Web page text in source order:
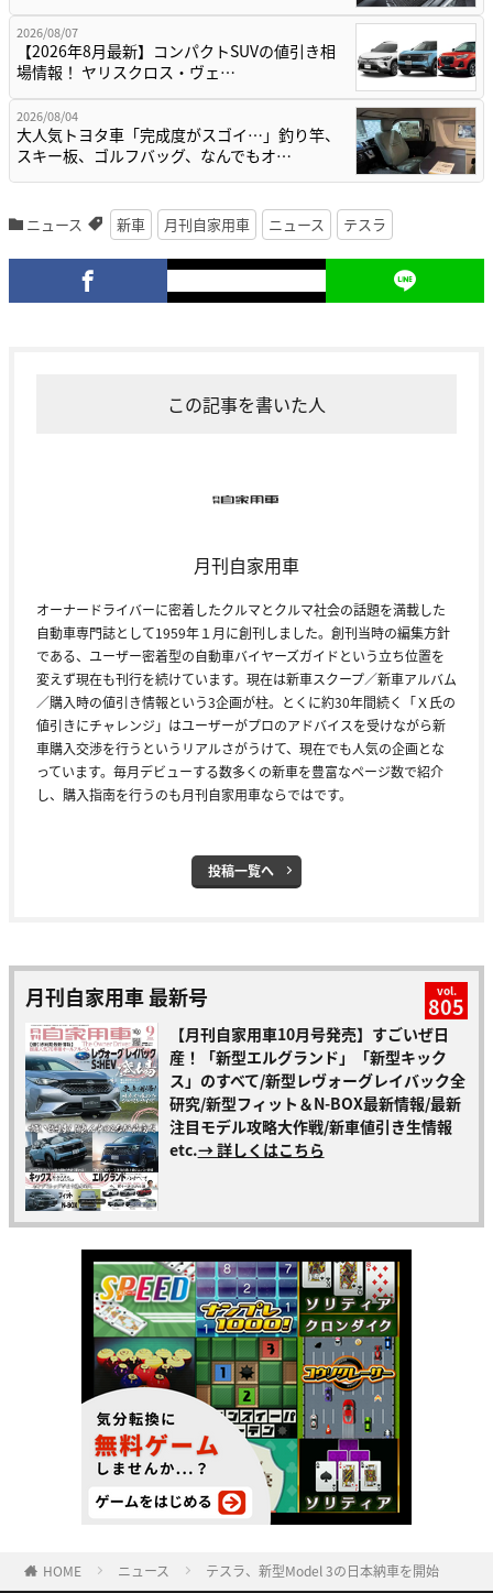
2026/08/07
【2026年8月最新】コンパクトSUVの値引き相
場情報！ ヤリスクロス・ヴェ…
2026/08/04
大人気トヨタ車「完成度がスゴイ…」釣り竿、
スキー板、ゴルフバッグ、なんでもオ…
ニュース 新車 月刊自家用車 ニュース テスラ
この記事を書いた人
月刊自家用車
オーナードライバーに密着したクルマとクルマ社会の話題を満載した
自動車専門誌として1959年１月に創刊しました。創刊当時の編集方針
である、ユーザー密着型の自動車バイヤーズガイドという立ち位置を
変えず現在も刊行を続けています。現在は新車スクープ／新車アルバム
／購入時の値引き情報という3企画が柱。とくに約30年間続く「Ｘ氏の
値引きにチャレンジ」はユーザーがプロのアドバイスを受けながら新
車購入交渉を行うというリアルさがうけて、現在でも人気の企画とな
っています。毎月デビューする数多くの新車を豊富なページ数で紹介
し、購入指南を行うのも月刊自家用車ならではです。
投稿一覧へ
月刊自家用車 最新号 vol.
805
【月刊自家用車10月号発売】すごいぜ日
産！「新型エルグランド」「新型キック
ス」のすべて/新型レヴォーグレイバック全
研究/新型フィット＆N-BOX最新情報/最新
注目モデル攻略大作戦/新車値引き生情報
etc.→ 詳しくはこちら
HOME ニュース テスラ、新型Model 3の日本納車を開始